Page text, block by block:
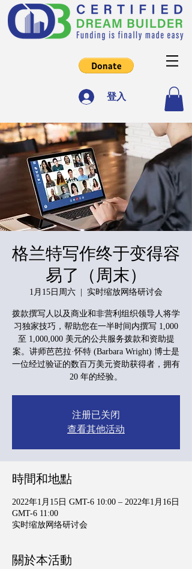
登入
格兰特写作终于变得容
易了（周末）
1月15日周六
  |
实时缩放网络研讨会
拨款撰写人以及商业和非营利组织领导人将学
习独家技巧，帮助您在一半时间内撰写 1,000
至 1,000,000 美元的公共服务拨款和资助提
案。讲师芭芭拉·怀特 (Barbara Wright) 博士是
一位经过验证的数百万美元资助获得者，拥有
20 年的经验。
注册已关闭
查看其他活动
時間和地點
2022年1月15日 GMT-6 10:00 – 2022年1月16日
GMT-6 11:00
实时缩放网络研讨会
關於本活動